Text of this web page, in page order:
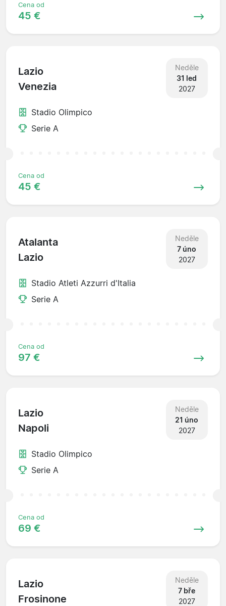
Cena od
45 €
Lazio
Venezia
Neděle
31 led
2027
Stadio Olimpico
Serie A
Cena od
45 €
Atalanta
Lazio
Neděle
7 úno
2027
Stadio Atleti Azzurri d'Italia
Serie A
Cena od
97 €
Lazio
Napoli
Neděle
21 úno
2027
Stadio Olimpico
Serie A
Cena od
69 €
Lazio
Frosinone
Neděle
7 bře
2027